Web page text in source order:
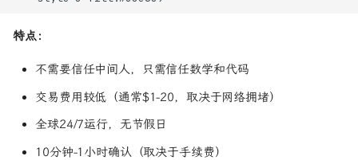
特点：
不需要信任中间人，只需信任数学和代码
交易费用较低（通常$1-20，取决于网络拥堵）
全球24/7运行，无节假日
10分钟-1小时确认（取决于手续费）